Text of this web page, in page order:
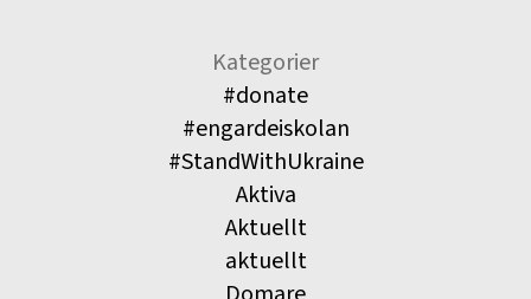
Kategorier
#donate
#engardeiskolan
#StandWithUkraine
Aktiva
Aktuellt
aktuellt